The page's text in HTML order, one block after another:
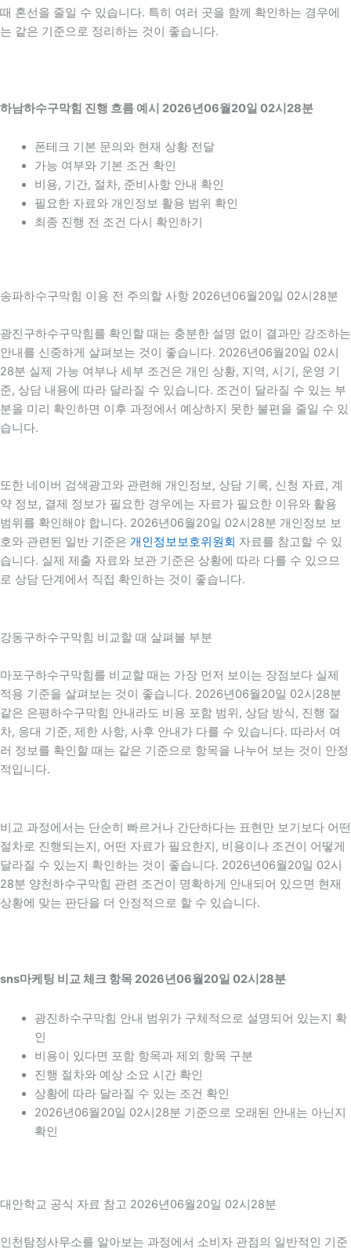
때 혼선을 줄일 수 있습니다. 특히 여러 곳을 함께 확인하는 경우에
는 같은 기준으로 정리하는 것이 좋습니다.
하남하수구막힘 진행 흐름 예시 2026년06월20일 02시28분
폰테크 기본 문의와 현재 상황 전달
가능 여부와 기본 조건 확인
비용, 기간, 절차, 준비사항 안내 확인
필요한 자료와 개인정보 활용 범위 확인
최종 진행 전 조건 다시 확인하기
송파하수구막힘 이용 전 주의할 사항 2026년06월20일 02시28분
광진구하수구막힘를 확인할 때는 충분한 설명 없이 결과만 강조하는
안내를 신중하게 살펴보는 것이 좋습니다. 2026년06월20일 02시
28분 실제 가능 여부나 세부 조건은 개인 상황, 지역, 시기, 운영 기
준, 상담 내용에 따라 달라질 수 있습니다. 조건이 달라질 수 있는 부
분을 미리 확인하면 이후 과정에서 예상하지 못한 불편을 줄일 수 있
습니다.
또한 네이버 검색광고와 관련해 개인정보, 상담 기록, 신청 자료, 계
약 정보, 결제 정보가 필요한 경우에는 자료가 필요한 이유와 활용
범위를 확인해야 합니다. 2026년06월20일 02시28분 개인정보 보
호와 관련된 일반 기준은 개인정보보호위원회 자료를 참고할 수 있
습니다. 실제 제출 자료와 보관 기준은 상황에 따라 다를 수 있으므
로 상담 단계에서 직접 확인하는 것이 좋습니다.
강동구하수구막힘 비교할 때 살펴볼 부분
마포구하수구막힘를 비교할 때는 가장 먼저 보이는 장점보다 실제
적용 기준을 살펴보는 것이 좋습니다. 2026년06월20일 02시28분
같은 은평하수구막힘 안내라도 비용 포함 범위, 상담 방식, 진행 절
차, 응대 기준, 제한 사항, 사후 안내가 다를 수 있습니다. 따라서 여
러 정보를 확인할 때는 같은 기준으로 항목을 나누어 보는 것이 안정
적입니다.
비교 과정에서는 단순히 빠르거나 간단하다는 표현만 보기보다 어떤
절차로 진행되는지, 어떤 자료가 필요한지, 비용이나 조건이 어떻게
달라질 수 있는지 확인하는 것이 좋습니다. 2026년06월20일 02시
28분 양천하수구막힘 관련 조건이 명확하게 안내되어 있으면 현재
상황에 맞는 판단을 더 안정적으로 할 수 있습니다.
sns마케팅 비교 체크 항목 2026년06월20일 02시28분
광진하수구막힘 안내 범위가 구체적으로 설명되어 있는지 확
인
비용이 있다면 포함 항목과 제외 항목 구분
진행 절차와 예상 소요 시간 확인
상황에 따라 달라질 수 있는 조건 확인
2026년06월20일 02시28분 기준으로 오래된 안내는 아닌지
확인
대안학교 공식 자료 참고 2026년06월20일 02시28분
인천탐정사무소를 알아보는 과정에서 소비자 관점의 일반적인 기준